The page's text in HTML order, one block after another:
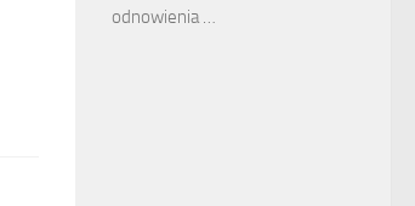
odnowienia …